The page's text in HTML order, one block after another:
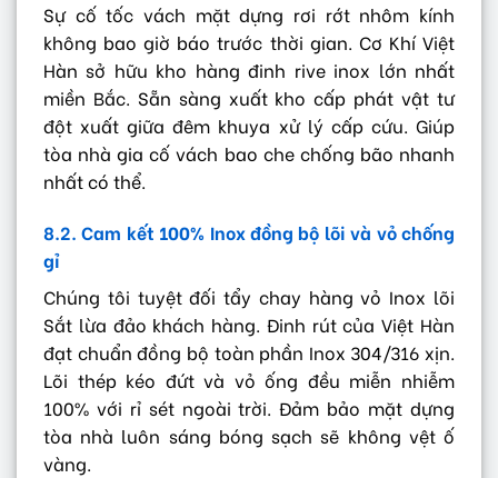
Sự cố tốc vách mặt dựng rơi rớt nhôm kính
không bao giờ báo trước thời gian. Cơ Khí Việt
Hàn sở hữu kho hàng đinh rive inox lớn nhất
miền Bắc. Sẵn sàng xuất kho cấp phát vật tư
đột xuất giữa đêm khuya xử lý cấp cứu. Giúp
tòa nhà gia cố vách bao che chống bão nhanh
nhất có thể.
8.2. Cam kết 100% Inox đồng bộ lõi và vỏ chống
gỉ
Chúng tôi tuyệt đối tẩy chay hàng vỏ Inox lõi
Sắt lừa đảo khách hàng. Đinh rút của Việt Hàn
đạt chuẩn đồng bộ toàn phần Inox 304/316 xịn.
Lõi thép kéo đứt và vỏ ống đều miễn nhiễm
100% với rỉ sét ngoài trời. Đảm bảo mặt dựng
tòa nhà luôn sáng bóng sạch sẽ không vệt ố
vàng.